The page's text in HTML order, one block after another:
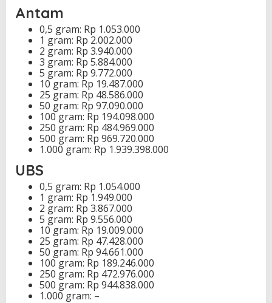
Antam
0,5 gram: Rp 1.053.000
1 gram: Rp 2.002.000
2 gram: Rp 3.940.000
3 gram: Rp 5.884.000
5 gram: Rp 9.772.000
10 gram: Rp 19.487.000
25 gram: Rp 48.586.000
50 gram: Rp 97.090.000
100 gram: Rp 194.098.000
250 gram: Rp 484.969.000
500 gram: Rp 969.720.000
1.000 gram: Rp 1.939.398.000
UBS
0,5 gram: Rp 1.054.000
1 gram: Rp 1.949.000
2 gram: Rp 3.867.000
5 gram: Rp 9.556.000
10 gram: Rp 19.009.000
25 gram: Rp 47.428.000
50 gram: Rp 94.661.000
100 gram: Rp 189.246.000
250 gram: Rp 472.976.000
500 gram: Rp 944.838.000
1.000 gram: –